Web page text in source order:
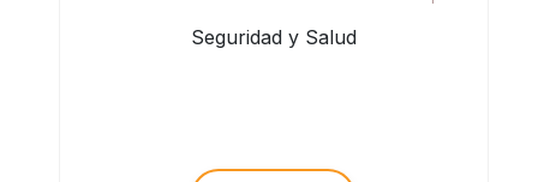
Seguridad y Salud